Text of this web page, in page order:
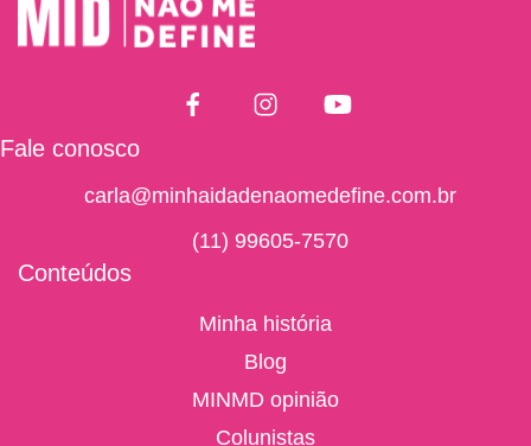
Fale conosco
carla@minhaidadenaomedefine.com.br
(11) 99605-7570
Conteúdos
Minha história
Blog
MINMD opinião
Colunistas